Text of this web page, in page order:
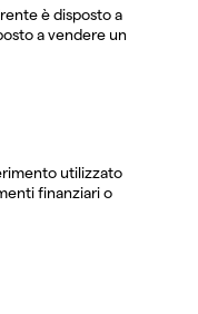
è disposto a
a vendere un
utilizzato
finanziari o